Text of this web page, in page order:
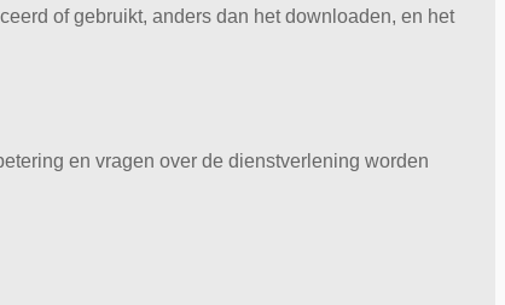
of gebruikt, anders dan het downloaden, en het
en vragen over de dienstverlening worden